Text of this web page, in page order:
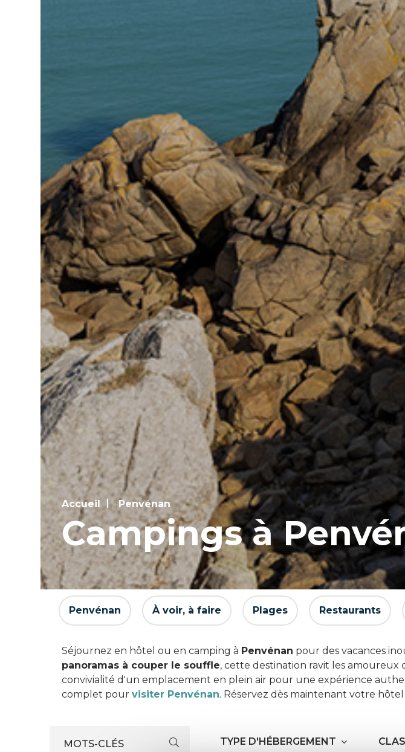
Accueil Penvénan
Campings à
Penvénan À voir, à faire Plages Restaurants
Séjournez en hôtel ou en camping à Penvénan pour des vacances
panoramas à couper le souffle, cette destination ravit les
convivialité d'un emplacement en plein air pour une expérience
complet pour visiter Penvénan. Réservez dès maintenant votre
MOTS-CLÉS TYPE D'HÉBERGEMENT